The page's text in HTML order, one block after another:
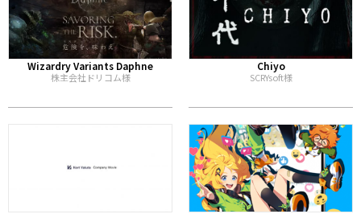
Wizardry Variants Daphne
株主会社ドリコム様
Chiyo
SCRYsoft様